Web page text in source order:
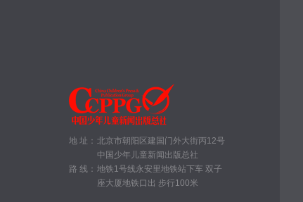
地 址： 北京市朝阳区建国门外大街丙12号
中国少年儿童新闻出版总社
路 线： 地铁1号线永安里地铁站下车 双子
座大厦地铁口出 步行100米